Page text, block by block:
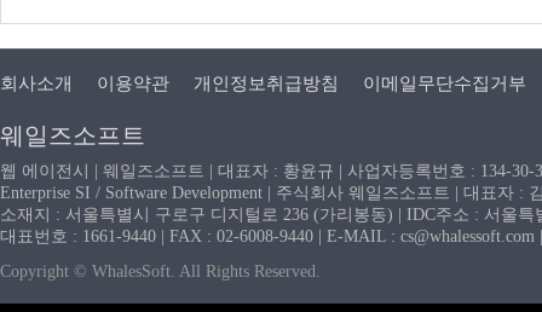
회사소개 이용약관 개인정보취급방침 이메일무단수집거부
웨일즈소프트
웹 에이전시 | 웨일즈소프트 | 대표자 : 황윤규 | 사업자등록번호 : 134-
Enterprise SI / Software Development | 주식회사 웨일즈소프트 | 대표자 :
소재지 : 서울특별시 구로구 디지털로 236 (가리봉동) | IDC주소 : 서울
대표번호 : 1661-9440 | FAX : 02-6008-9440 | E-MAIL :
Copyright © WhalesSoft. All Rights Reserved.